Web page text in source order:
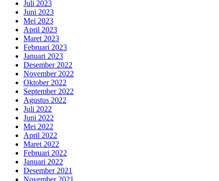
Juli 2023
Juni 2023
Mei 2023
April 2023
Maret 2023
Februari 2023
Januari 2023
Desember 2022
November 2022
Oktober 2022
September 2022
Agustus 2022
Juli 2022
Juni 2022
Mei 2022
April 2022
Maret 2022
Februari 2022
Januari 2022
Desember 2021